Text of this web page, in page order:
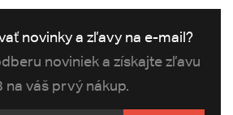
novinky a zľavy na e-mail?
noviniek a získajte zľavu
na váš prvý nákup.